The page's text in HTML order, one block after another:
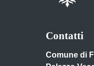
Contatti
Comune di